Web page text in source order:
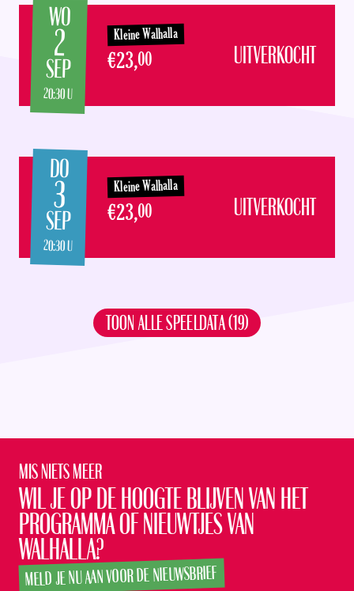
WO
2
SEP
20:30 U
Kleine Walhalla
€23,00 UITVERKOCHT
DO
3
SEP
20:30 U
Kleine Walhalla
€23,00 UITVERKOCHT
TOON ALLE SPEELDATA (19)
Mis niets meer
Wil je op de hoogte blijven van het
programma of nieuwtjes van
Walhalla?
MELD JE NU AAN VOOR DE NIEUWSBRIEF